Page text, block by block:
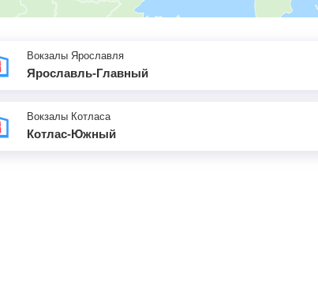
Вокзалы Ярославля
Ярославль-Главный
Вокзалы Котласа
Котлас-Южный